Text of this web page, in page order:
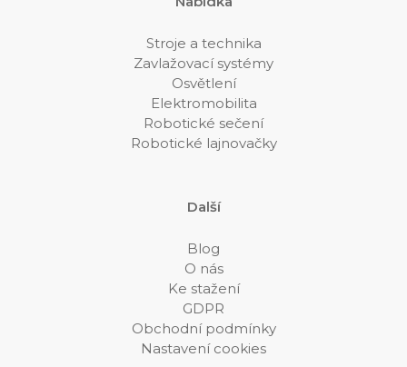
Stroje a technika
Zavlažovací systémy
Osvětlení
Elektromobilita
Robotické sečení
Robotické lajnovačky
Další
Blog
O nás
Ke stažení
GDPR
Obchodní podmínky
Nastavení cookies